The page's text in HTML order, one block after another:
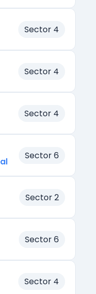
Sector 4
Sector 4
Sector 4
Sector 6
Sector 2
Sector 6
Sector 4